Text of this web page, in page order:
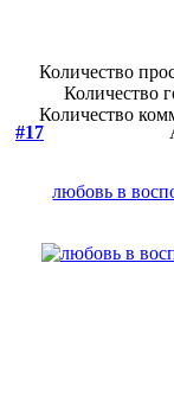
Количество
Количество
Количество
#17
любовь в